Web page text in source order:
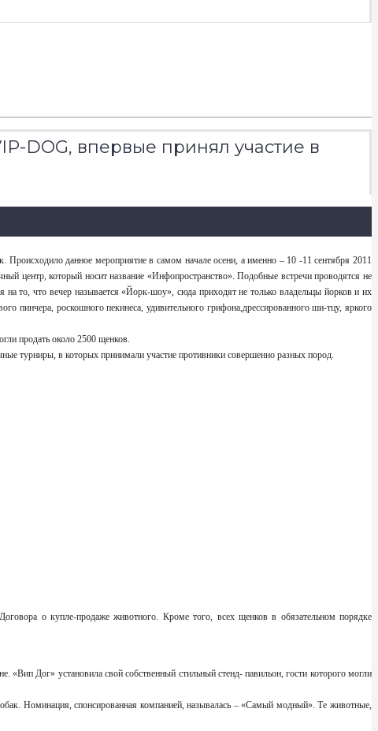
DOG, впервые принял участие в
данное мероприятие в самом начале осени, а именно – 10 -11 сентября 2011
центр, который носит название «Инфопространство». Подобные встречи проводятся не
то, что вечер называется «Йорк-шоу», сюда приходят не только владельцы йорков и их
пинчера, роскошного пекинеса, удивительного грифона,дрессированного ши-тцу, яркого
продать около 2500 щенков.
турниры, в которых принимали участие противники совершенно разных пород.
о купле-продаже животного. Кроме того, всех щенков в обязательном порядке
«Вип Дог» установила свой собственный стильный стенд- павильон, гости которого могли
Номинация, спонсированная компанией, называлась – «Самый модный». Те животные,